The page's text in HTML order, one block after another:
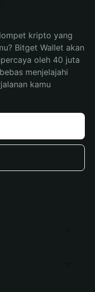
kripto yang
Bitget Wallet akan
oleh 40 juta
menjelajahi
kamu